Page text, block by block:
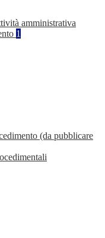
amministrativa
1
(da pubblicare